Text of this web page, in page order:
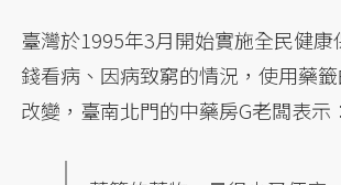
臺灣於1995年3月開始實施全民健康
錢看病、因病致窮的情況，使用藥
改變，臺南北門的中藥房G老闆表示：